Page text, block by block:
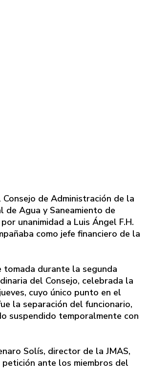
Consejo de Administración de la
de Agua y Saneamiento de
unanimidad a Luis Ángel F.H.
como jefe financiero de la
tomada durante la segunda
del Consejo, celebrada la
cuyo único punto en el
la separación del funcionario,
suspendido temporalmente con
Solís, director de la JMAS,
ante los miembros del